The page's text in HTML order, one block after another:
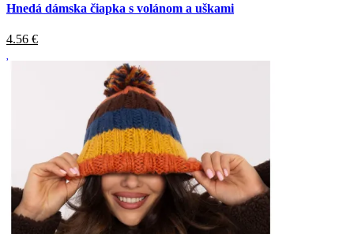
Hnedá dámska čiapka s volánom a uškami
4.56 €